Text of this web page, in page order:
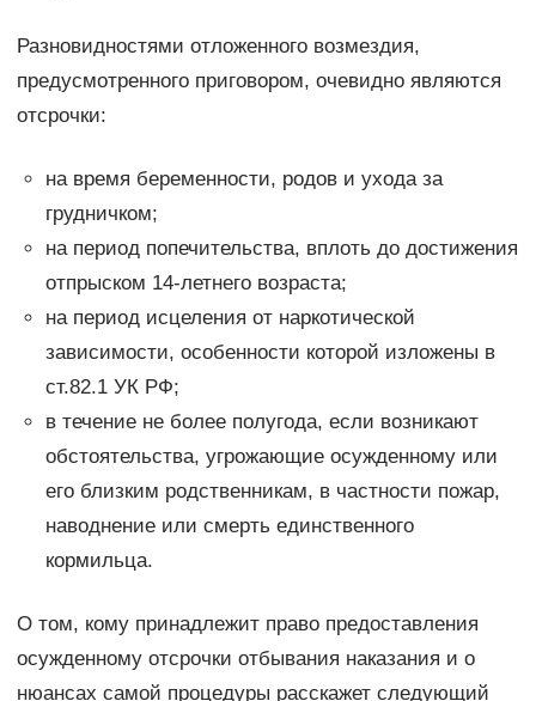
Разновидностями отложенного возмездия,
предусмотренного приговором, очевидно являются
отсрочки:
на время беременности, родов и ухода за
грудничком;
на период попечительства, вплоть до достижения
отпрыском 14-летнего возраста;
на период исцеления от наркотической
зависимости, особенности которой изложены в
ст.82.1 УК РФ;
в течение не более полугода, если возникают
обстоятельства, угрожающие осужденному или
его близким родственникам, в частности пожар,
наводнение или смерть единственного
кормильца.
О том, кому принадлежит право предоставления
осужденному отсрочки отбывания наказания и о
нюансах самой процедуры расскажет следующий